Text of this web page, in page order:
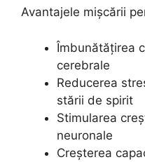
Avantajele mișcării
Îmbunătățirea
cerebrale
Reducerea
stării de spirit
Stimularea
neuronale
Creșterea